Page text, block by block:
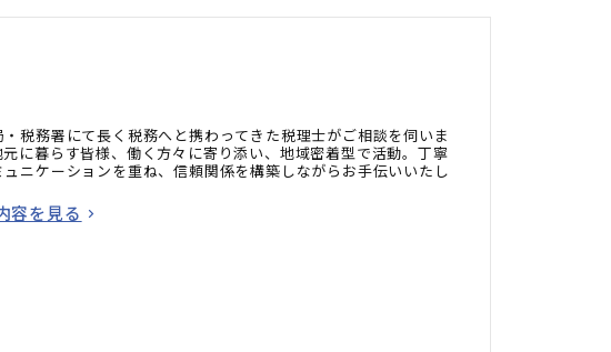
・税務署にて長く税務へと携わってきた税理士がご相談を伺いま
元に暮らす皆様、働く方々に寄り添い、地域密着型で活動。丁寧
ュニケーションを重ね、信頼関係を構築しながらお手伝いいたし
容を見る